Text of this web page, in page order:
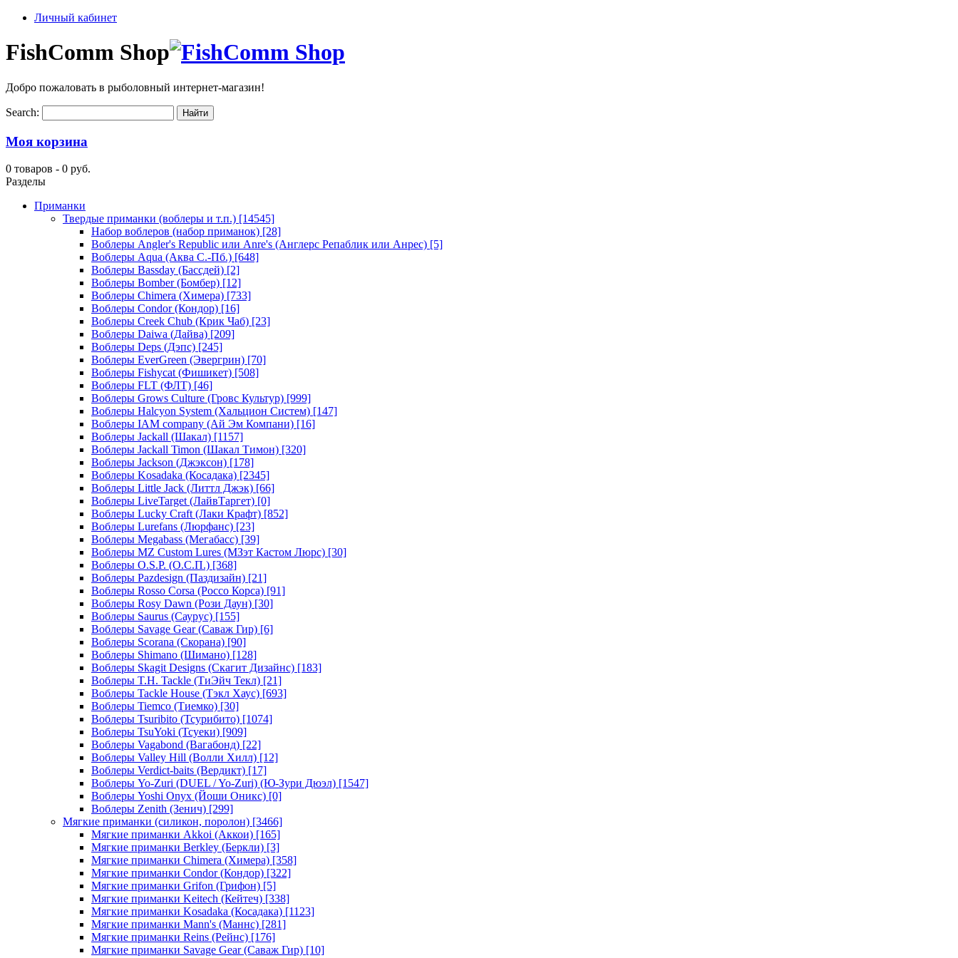
Личный кабинет
FishComm Shop
Добро пожаловать в рыболовный интернет-магазин!
Search:
Моя корзина
0 товаров - 0 руб.
Разделы
Приманки
Твердые приманки (воблеры и т.п.) [14545]
Набор воблеров (набор приманок) [28]
Воблеры Angler's Republic или Anre's (Англерс Репаблик или Анрес) [5]
Воблеры Aqua (Аква С.-Пб.) [648]
Воблеры Bassday (Бассдей) [2]
Воблеры Bomber (Бомбер) [12]
Воблеры Chimera (Химера) [733]
Воблеры Condor (Кондор) [16]
Воблеры Creek Chub (Крик Чаб) [23]
Воблеры Daiwa (Дайва) [209]
Воблеры Deps (Дэпс) [245]
Воблеры EverGreen (Эвергрин) [70]
Воблеры Fishycat (Фишикет) [508]
Воблеры FLT (ФЛТ) [46]
Воблеры Grows Culture (Гровс Культур) [999]
Воблеры Halcyon System (Хальцион Систем) [147]
Воблеры IAM company (Ай Эм Компани) [16]
Воблеры Jackall (Шакал) [1157]
Воблеры Jackall Timon (Шакал Тимон) [320]
Воблеры Jackson (Джэксон) [178]
Воблеры Kosadaka (Косадака) [2345]
Воблеры Little Jack (Литтл Джэк) [66]
Воблеры LiveTarget (ЛайвТаргет) [0]
Воблеры Lucky Craft (Лаки Крафт) [852]
Воблеры Lurefans (Люрфанс) [23]
Воблеры Megabass (Мегабасс) [39]
Воблеры MZ Custom Lures (МЗэт Кастом Люрс) [30]
Воблеры O.S.P. (О.С.П.) [368]
Воблеры Pazdesign (Паздизайн) [21]
Воблеры Rosso Corsa (Россо Корса) [91]
Воблеры Rosy Dawn (Рози Даун) [30]
Воблеры Saurus (Саурус) [155]
Воблеры Savage Gear (Саваж Гир) [6]
Воблеры Scorana (Скорана) [90]
Воблеры Shimano (Шимано) [128]
Воблеры Skagit Designs (Скагит Дизайнс) [183]
Воблеры T.H. Tackle (ТиЭйч Текл) [21]
Воблеры Tackle House (Тэкл Хаус) [693]
Воблеры Tiemco (Тиемко) [30]
Воблеры Tsuribito (Тсурибито) [1074]
Воблеры TsuYoki (Тсуеки) [909]
Воблеры Vagabond (Вагабонд) [22]
Воблеры Valley Hill (Волли Хилл) [12]
Воблеры Verdict-baits (Вердикт) [17]
Воблеры Yo-Zuri (DUEL / Yo-Zuri) (Ю-Зури Дюэл) [1547]
Воблеры Yoshi Onyx (Йоши Оникс) [0]
Воблеры Zenith (Зенич) [299]
Мягкие приманки (силикон, поролон) [3466]
Мягкие приманки Akkoi (Аккои) [165]
Мягкие приманки Berkley (Беркли) [3]
Мягкие приманки Chimera (Химера) [358]
Мягкие приманки Condor (Кондор) [322]
Мягкие приманки Grifon (Грифон) [5]
Мягкие приманки Keitech (Кейтеч) [338]
Мягкие приманки Kosadaka (Косадака) [1123]
Мягкие приманки Mann's (Маннс) [281]
Мягкие приманки Reins (Рейнс) [176]
Мягкие приманки Savage Gear (Саваж Гир) [10]